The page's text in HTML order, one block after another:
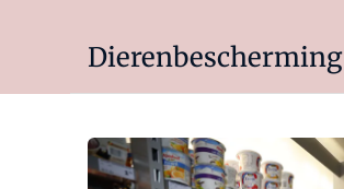
Dierenbescherming